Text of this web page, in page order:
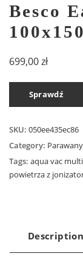
Besco
699,00zł
Sprawdź
SKU: 050ee435ec86
Category:
Tags: aqua vac
powietrza z
Description